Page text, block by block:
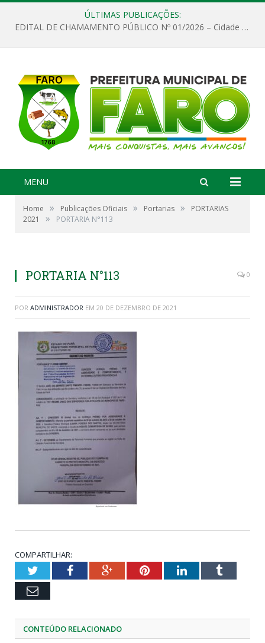
ÚLTIMAS PUBLICAÇÕES:
EDITAL DE CHAMAMENTO PÚBLICO Nº 01/2026 – Cidade de Faro
MENU
Home » Publicações Oficiais » Portarias »
PORTARIAS
2021
» PORTARIA N°113
PORTARIA N°113 0
POR ADMINISTRADOR EM 20 DE DEZEMBRO DE 2021
COMPARTILHAR:
TwitterFacebookGoogle+PinterestLinkedInTumblr
Email
CONTEÚDO RELACIONADO